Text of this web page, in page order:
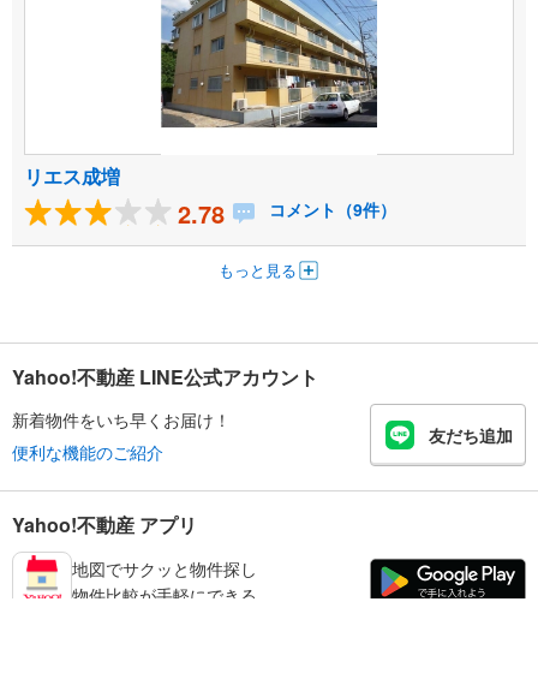
リエス成増
2.78 コメント（9件）
もっと見る
Yahoo!不動産 LINE公式アカウント
新着物件をいち早くお届け！
便利な機能のご紹介
友だち追加
Yahoo!不動産 アプリ
地図でサクッと物件探し
物件比較が手軽にできる